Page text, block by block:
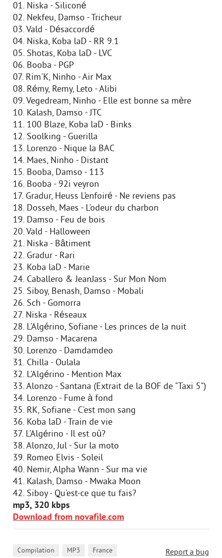
01. Niska - Siliconé
02. Nekfeu, Damso - Tricheur
03. Vald - Désaccordé
04. Niska, Koba laD - RR 9.1
05. Shotas, Koba laD - LVC
06. Booba - PGP
07. Rim'K, Ninho - Air Max
08. Rémy, Remy, Leto - Alibi
09. Vegedream, Ninho - Elle est bonne sa mère
10. Kalash, Damso - JTC
11. 100 Blaze, Koba laD - Binks
12. Soolking - Guerilla
13. Lorenzo - Nique la BAC
14. Maes, Ninho - Distant
15. Booba, Damso - 113
16. Booba - 92i veyron
17. Gradur, Heuss L’enfoiré - Ne reviens pas
18. Dosseh, Maes - L'odeur du charbon
19. Damso - Feu de bois
20. Vald - Halloween
21. Niska - Bâtiment
22. Gradur - Rari
23. Koba laD - Marie
24. Caballero & JeanJass - Sur Mon Nom
25. Siboy, Benash, Damso - Mobali
26. Sch - Gomorra
27. Niska - Réseaux
28. L'Algérino, Sofiane - Les princes de la nuit
29. Damso - Macarena
30. Lorenzo - Damdamdeo
31. Chilla - Oulala
32. L'Algérino - Mention Max
33. Alonzo - Santana (Extrait de la BOF de "Taxi 5")
34. Lorenzo - Fume à fond
35. RK, Sofiane - C'est mon sang
36. Koba laD - Train de vie
37. L'Algérino - Il est où?
38. Alonzo, Jul - Sur la moto
39. Romeo Elvis - Soleil
40. Nemir, Alpha Wann - Sur ma vie
41. Kalash, Damso - Mwaka Moon
42. Siboy - Qu'est-ce que tu fais?
mp3, 320 kbps
Download from novafile.com
Report a bug
Compilation MP3 France